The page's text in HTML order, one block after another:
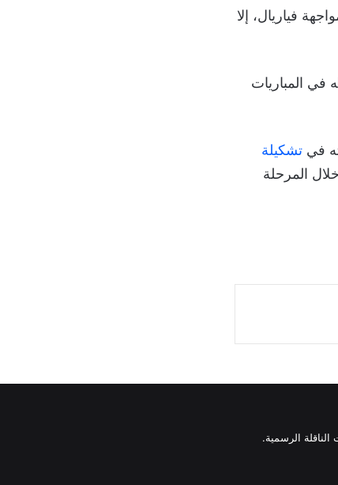
قلق الجماهير قبل مواجهة فياريال، إلا
في المباريات
في تشكيلة
المرحلة
الرسمية.